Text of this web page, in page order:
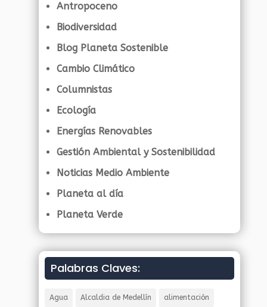
Antropoceno
Biodiversidad
Blog Planeta Sostenible
Cambio Climático
Columnistas
Ecología
Energías Renovables
Gestión Ambiental y Sostenibilidad
Noticias Medio Ambiente
Planeta al día
Planeta Verde
Palabras Claves:
Agua Alcaldia de Medellín alimentación